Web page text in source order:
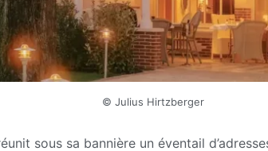
© Julius Hirtzberger
sous sa bannière un éventail